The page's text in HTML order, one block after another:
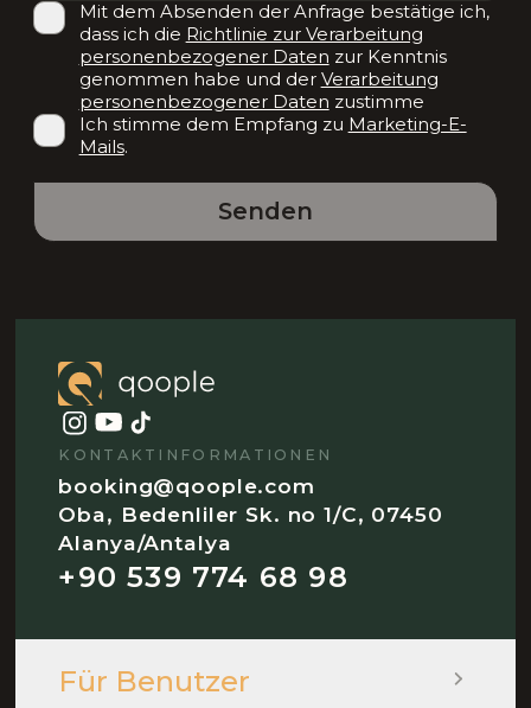
Mit dem Absenden der Anfrage bestätige ich,
dass ich die Richtlinie zur Verarbeitung
personenbezogener Daten zur Kenntnis
genommen habe und der Verarbeitung
personenbezogener Daten zustimme
Ich stimme dem Empfang zu Marketing-E-
Mails.
Senden
KONTAKTINFORMATIONEN
booking@qoople.com
Oba, Bedenliler Sk. no 1/C, 07450
Alanya/Antalya
+90 539 774 68 98
Für Benutzer